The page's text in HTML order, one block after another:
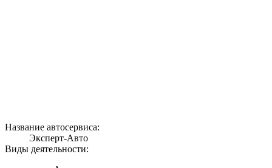
Название автосервиса:
Эксперт-Авто
Виды деятельности: